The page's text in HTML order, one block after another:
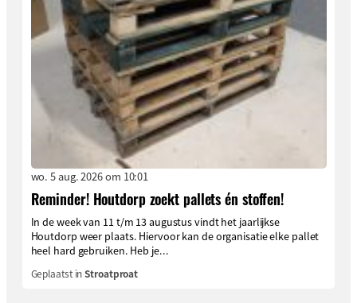
wo. 5 aug. 2026 om 10:01
Reminder! Houtdorp zoekt pallets én stoffen!
In de week van 11 t/m 13 augustus vindt het jaarlijkse
Houtdorp weer plaats. Hiervoor kan de organisatie elke pallet
heel hard gebruiken. Heb je...
Geplaatst inStroatproat